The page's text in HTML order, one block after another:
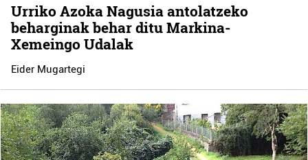
Urriko Azoka Nagusia antolatzeko
beharginak behar ditu Markina-
Xemeingo Udalak
Eider Mugartegi